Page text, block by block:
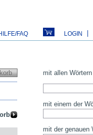
FAQ LOGIN
mit allen Wörtern
mit einem der
mit der genauen